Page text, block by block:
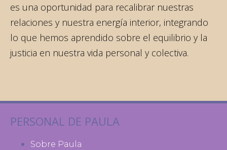
es una oportunidad para recalibrar nuestras
relaciones y nuestra energía interior, integrando
lo que hemos aprendido sobre el equilibrio y la
justicia en nuestra vida personal y colectiva.
PERSONAL DE PAULA
Sobre Paula